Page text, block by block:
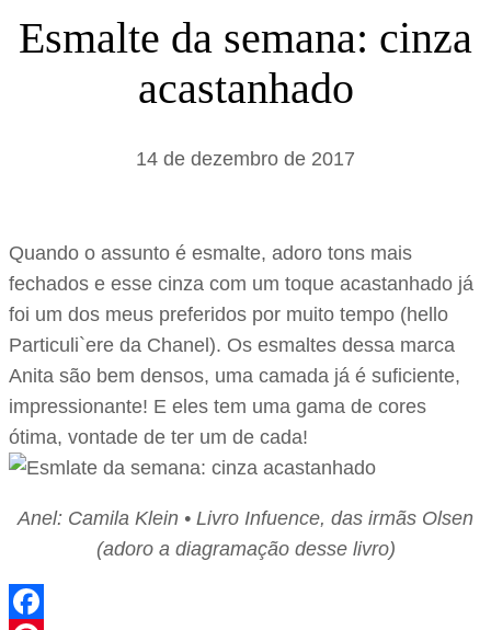
a
Esmalte da semana: cinza
acastanhado
14 de dezembro de 2017
Quando o assunto é esmalte, adoro tons mais
fechados e esse cinza com um toque acastanhado já
foi um dos meus preferidos por muito tempo (hello
Particuli`ere da Chanel). Os esmaltes dessa marca
Anita são bem densos, uma camada já é suficiente,
impressionante! E eles tem uma gama de cores
ótima, vontade de ter um de cada!
Anel: Camila Klein • Livro Infuence, das irmãs Olsen
(adoro a diagramação desse livro)